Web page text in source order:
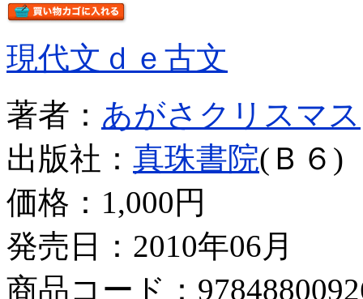
現代文ｄｅ古文
著者： あがさクリスマス
出版社： 真珠書院(Ｂ６)
価格： 1,000円
発売日：2010年06月
商品コード：